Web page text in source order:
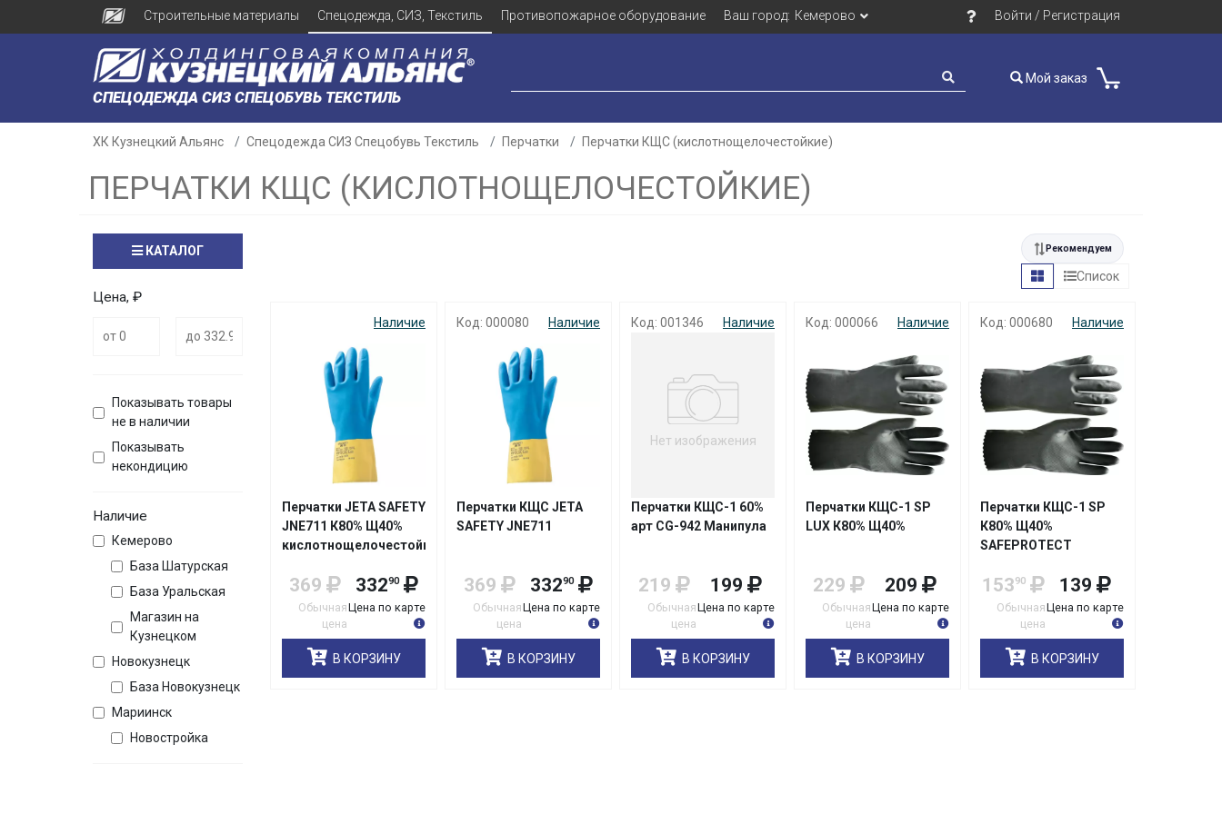
Строительные материалы Спецодежда, СИЗ, Текстиль Противопожарное оборудование Ваш город: Кемерово Войти / Регистрация
СПЕЦОДЕЖДА СИЗ СПЕЦОБУВЬ ТЕКСТИЛЬ
Мой заказ
ХК Кузнецкий Альянс Спецодежда СИЗ Спецобувь Текстиль Перчатки Перчатки КЩС (кислотнощелочестойкие)
ПЕРЧАТКИ КЩС (КИСЛОТНОЩЕЛОЧЕСТОЙКИЕ)
КАТАЛОГ
Цена, ₽
Показывать товары
не в наличии
Показывать
некондицию
Наличие
Кемерово
База Шатурская
База Уральская
Магазин на
Кузнецком
Новокузнецк
База Новокузнецк
Мариинск
Новостройка
Рекомендуем
Список
Наличие
Перчатки JETA SAFETY
JNE711 К80% Щ40%
кислотнощелочестойкие
369
Обычная
цена
33290
Цена по карте
В КОРЗИНУ
Код: 000080 Наличие
Перчатки КЩС JETA
SAFETY JNE711
369
Обычная
цена
33290
Цена по карте
В КОРЗИНУ
Код: 001346 Наличие
Нет изображения
Перчатки КЩС-1 60%
арт CG-942 Манипула
219
Обычная
цена
199
Цена по карте
В КОРЗИНУ
Код: 000066 Наличие
Перчатки КЩС-1 SP
LUX К80% Щ40%
229
Обычная
цена
209
Цена по карте
В КОРЗИНУ
Код: 000680 Наличие
Перчатки КЩС-1 SP
К80% Щ40%
SAFEPROTECT
15390
Обычная
цена
139
Цена по карте
В КОРЗИНУ